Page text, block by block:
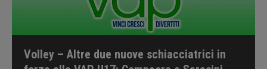
Volley – Altre due nuove schiacciatrici in